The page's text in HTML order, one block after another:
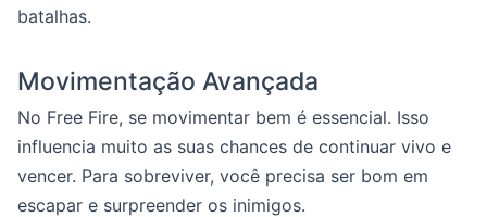
batalhas.
Movimentação Avançada
No Free Fire, se movimentar bem é essencial. Isso
influencia muito as suas chances de continuar vivo e
vencer. Para sobreviver, você precisa ser bom em
escapar e surpreender os inimigos.